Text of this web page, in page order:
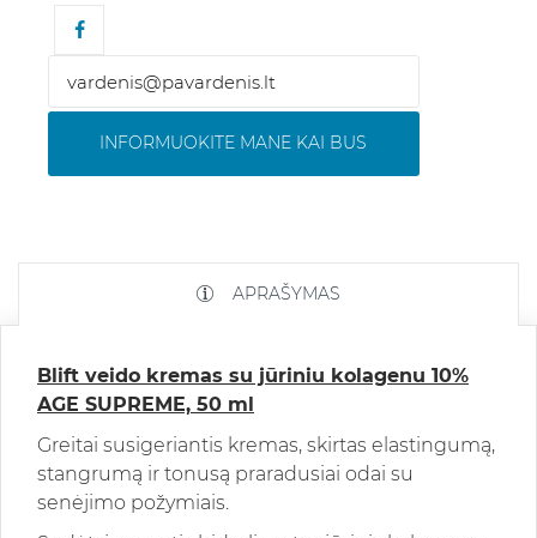
INFORMUOKITE MANE KAI BUS
APRAŠYMAS
Blift veido kremas su jūriniu kolagenu 10%
AGE SUPREME, 50 ml
Greitai susigeriantis kremas, skirtas elastingumą,
stangrumą ir tonusą praradusiai odai su
senėjimo požymiais.